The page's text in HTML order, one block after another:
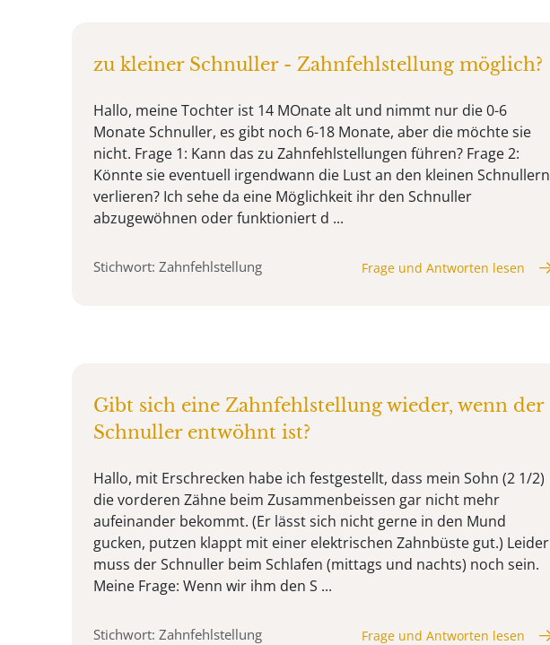
zu kleiner Schnuller - Zahnfehlstellung möglich?
Hallo, meine Tochter ist 14 MOnate alt und nimmt nur die 0-6
Monate Schnuller, es gibt noch 6-18 Monate, aber die möchte sie
nicht. Frage 1: Kann das zu Zahnfehlstellungen führen? Frage 2:
Könnte sie eventuell irgendwann die Lust an den kleinen Schnullern
verlieren? Ich sehe da eine Möglichkeit ihr den Schnuller
abzugewöhnen oder funktioniert d ...
Stichwort: Zahnfehlstellung Frage und Antworten lesen
Gibt sich eine Zahnfehlstellung wieder, wenn der
Schnuller entwöhnt ist?
Hallo, mit Erschrecken habe ich festgestellt, dass mein Sohn (2 1/2)
die vorderen Zähne beim Zusammenbeissen gar nicht mehr
aufeinander bekommt. (Er lässt sich nicht gerne in den Mund
gucken, putzen klappt mit einer elektrischen Zahnbüste gut.) Leider
muss der Schnuller beim Schlafen (mittags und nachts) noch sein.
Meine Frage: Wenn wir ihm den S ...
Stichwort: Zahnfehlstellung Frage und Antworten lesen